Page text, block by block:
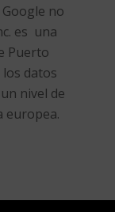
no
es una
Puerto
datos
nivel de
europea.